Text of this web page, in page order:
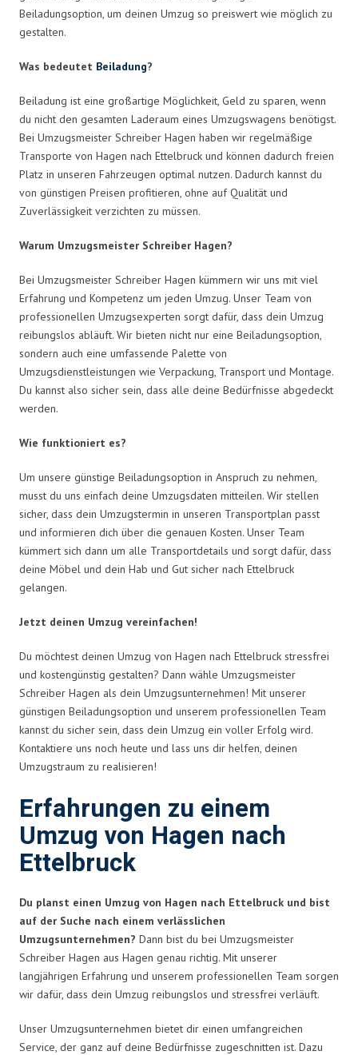
Beiladungsoption, um deinen Umzug so preiswert wie möglich zu
gestalten.
Was bedeutet Beiladung?
Beiladung ist eine großartige Möglichkeit, Geld zu sparen, wenn
du nicht den gesamten Laderaum eines Umzugswagens benötigst.
Bei Umzugsmeister Schreiber Hagen haben wir regelmäßige
Transporte von Hagen nach Ettelbruck und können dadurch freien
Platz in unseren Fahrzeugen optimal nutzen. Dadurch kannst du
von günstigen Preisen profitieren, ohne auf Qualität und
Zuverlässigkeit verzichten zu müssen.
Warum Umzugsmeister Schreiber Hagen?
Bei Umzugsmeister Schreiber Hagen kümmern wir uns mit viel
Erfahrung und Kompetenz um jeden Umzug. Unser Team von
professionellen Umzugsexperten sorgt dafür, dass dein Umzug
reibungslos abläuft. Wir bieten nicht nur eine Beiladungsoption,
sondern auch eine umfassende Palette von
Umzugsdienstleistungen wie Verpackung, Transport und Montage.
Du kannst also sicher sein, dass alle deine Bedürfnisse abgedeckt
werden.
Wie funktioniert es?
Um unsere günstige Beiladungsoption in Anspruch zu nehmen,
musst du uns einfach deine Umzugsdaten mitteilen. Wir stellen
sicher, dass dein Umzugstermin in unseren Transportplan passt
und informieren dich über die genauen Kosten. Unser Team
kümmert sich dann um alle Transportdetails und sorgt dafür, dass
deine Möbel und dein Hab und Gut sicher nach Ettelbruck
gelangen.
Jetzt deinen Umzug vereinfachen!
Du möchtest deinen Umzug von Hagen nach Ettelbruck stressfrei
und kostengünstig gestalten? Dann wähle Umzugsmeister
Schreiber Hagen als dein Umzugsunternehmen! Mit unserer
günstigen Beiladungsoption und unserem professionellen Team
kannst du sicher sein, dass dein Umzug ein voller Erfolg wird.
Kontaktiere uns noch heute und lass uns dir helfen, deinen
Umzugstraum zu realisieren!
Erfahrungen zu einem
Umzug von Hagen nach
Ettelbruck
Du planst einen Umzug von Hagen nach Ettelbruck und bist
auf der Suche nach einem verlässlichen
Umzugsunternehmen? Dann bist du bei Umzugsmeister
Schreiber Hagen aus Hagen genau richtig. Mit unserer
langjährigen Erfahrung und unserem professionellen Team sorgen
wir dafür, dass dein Umzug reibungslos und stressfrei verläuft.
Unser Umzugsunternehmen bietet dir einen umfangreichen
Service, der ganz auf deine Bedürfnisse zugeschnitten ist. Dazu